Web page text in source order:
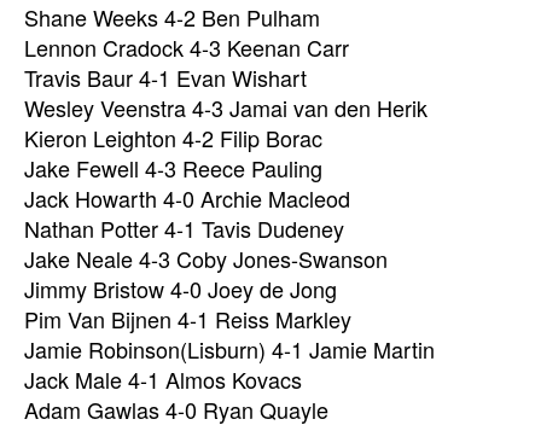
Shane Weeks 4-2 Ben Pulham
Lennon Cradock 4-3 Keenan Carr
Travis Baur 4-1 Evan Wishart
Wesley Veenstra 4-3 Jamai van den Herik
Kieron Leighton 4-2 Filip Borac
Jake Fewell 4-3 Reece Pauling
Jack Howarth 4-0 Archie Macleod
Nathan Potter 4-1 Tavis Dudeney
Jake Neale 4-3 Coby Jones-Swanson
Jimmy Bristow 4-0 Joey de Jong
Pim Van Bijnen 4-1 Reiss Markley
Jamie Robinson(Lisburn) 4-1 Jamie Martin
Jack Male 4-1 Almos Kovacs
Adam Gawlas 4-0 Ryan Quayle